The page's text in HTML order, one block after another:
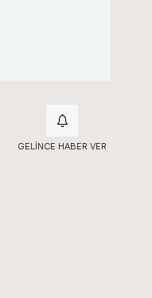
GELINCE HABER VER